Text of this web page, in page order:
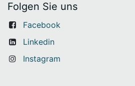
Folgen Sie uns
Facebook
Linkedin
Instagram